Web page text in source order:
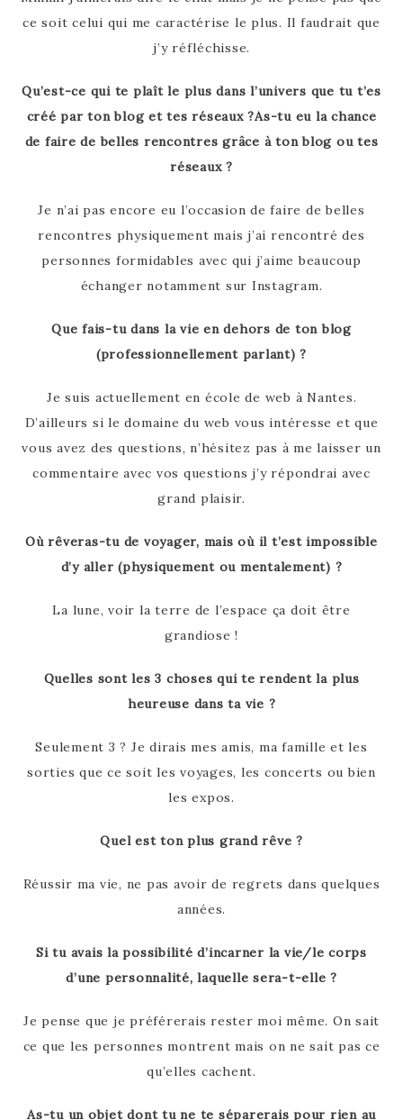
ce soit celui qui me caractérise le plus. Il faudrait que
j’y réfléchisse.
Qu’est-ce qui te plaît le plus dans l’univers que tu t’es
créé par ton blog et tes réseaux ?As-tu eu la chance
de faire de belles rencontres grâce à ton blog ou tes
réseaux ?
Je n’ai pas encore eu l’occasion de faire de belles
rencontres physiquement mais j’ai rencontré des
personnes formidables avec qui j’aime beaucoup
échanger notamment sur Instagram.
Que fais-tu dans la vie en dehors de ton blog
(professionnellement parlant) ?
Je suis actuellement en école de web à Nantes.
D’ailleurs si le domaine du web vous intéresse et que
vous avez des questions, n’hésitez pas à me laisser un
commentaire avec vos questions j’y répondrai avec
grand plaisir.
Où rêveras-tu de voyager, mais où il t’est impossible
d’y aller (physiquement ou mentalement) ?
La lune, voir la terre de l’espace ça doit être
grandiose !
Quelles sont les 3 choses qui te rendent la plus
heureuse dans ta vie ?
Seulement 3 ? Je dirais mes amis, ma famille et les
sorties que ce soit les voyages, les concerts ou bien
les expos.
Quel est ton plus grand rêve ?
Réussir ma vie, ne pas avoir de regrets dans quelques
années.
Si tu avais la possibilité d’incarner la vie/le corps
d’une personnalité, laquelle sera-t-elle ?
Je pense que je préférerais rester moi même. On sait
ce que les personnes montrent mais on ne sait pas ce
qu’elles cachent.
As-tu un objet dont tu ne te séparerais pour rien au